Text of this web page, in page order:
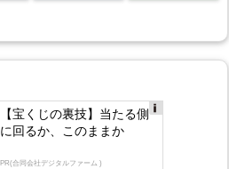
【宝くじの裏技】当たる側
に回るか、このままか
PR(合同会社デジタルファーム )